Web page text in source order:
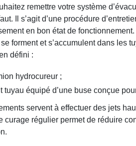
remettre votre système
Il s’agit d’une procédure
en bon état de
forment et s’accumulent dans les
défini :
hydrocureur ;
tuyau équipé d’une buse conçue
servent à effectuer des jets
curage régulier permet de réduire